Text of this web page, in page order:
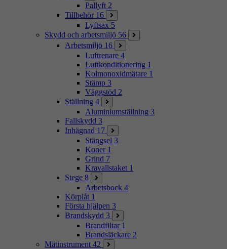
Pallyft 2
Tillbehör 16
Lyftsax 5
Skydd och arbetsmiljö 56
Arbetsmiljö 16
Luftrenare 4
Luftkonditionering 1
Kolmonoxidmätare 1
Stämp 3
Väggstöd 2
Ställning 4
Aluminiumställning 3
Fallskydd 3
Inhägnad 17
Stängsel 3
Koner 1
Grind 7
Kravallstaket 1
Stege 8
Arbetsbock 4
Körplåt 1
Första hjälpen 3
Brandskydd 3
Brandfiltar 1
Brandsläckare 2
Mätinstrument 42